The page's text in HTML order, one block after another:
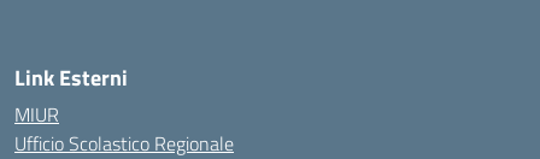
Link Esterni
MIUR
Ufficio Scolastico Regionale